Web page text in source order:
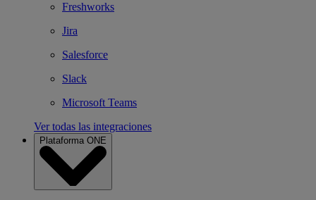
Freshworks
Jira
Salesforce
Slack
Microsoft Teams
Ver todas las integraciones
Plataforma ONE